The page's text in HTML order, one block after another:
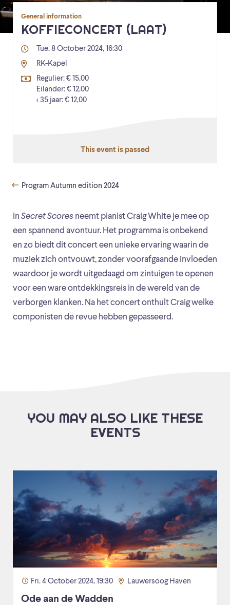
In Secret Scores neemt pianist Craig White je mee op
een spannend avontuur. Het programma is onbekend
en zo biedt dit concert een unieke ervaring waarin de
muziek zich ontvouwt, zonder voorafgaande invloeden
waardoor je wordt uitgedaagd om zintuigen te openen
voor een ware ontdekkingsreis in de wereld van de
verborgen klanken. Na het concert onthult Craig welke
componisten de revue hebben gepasseerd.
General information
KOFFIECONCERT (LAAT)
Tue. 8 October 2024, 16:30
RK-Kapel
Regulier: € 15,00
Eilander: € 12,00
< 35 jaar: € 12,00
This event is passed
Program Autumn edition 2024
YOU MAY ALSO LIKE THESE
EVENTS
Fri. 4 October 2024, 19:30 Lauwersoog Haven
Ode aan de Wadden